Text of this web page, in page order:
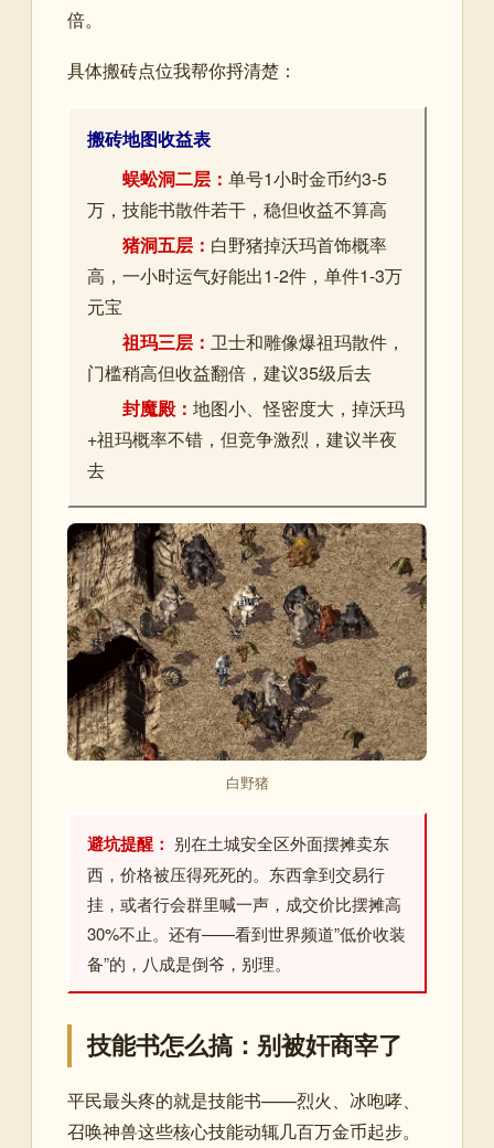
倍。
具体搬砖点位我帮你捋清楚：
搬砖地图收益表
蜈蚣洞二层： 单号1小时金币约3-5
万，技能书散件若干，稳但收益不算高
猪洞五层： 白野猪掉沃玛首饰概率
高，一小时运气好能出1-2件，单件1-3万
元宝
祖玛三层： 卫士和雕像爆祖玛散件，
门槛稍高但收益翻倍，建议35级后去
封魔殿： 地图小、怪密度大，掉沃玛
+祖玛概率不错，但竞争激烈，建议半夜
去
白野猪
避坑提醒： 别在土城安全区外面摆摊卖东
西，价格被压得死死的。东西拿到交易行
挂，或者行会群里喊一声，成交价比摆摊高
30%不止。还有——看到世界频道”低价收装
备”的，八成是倒爷，别理。
技能书怎么搞：别被奸商宰了
平民最头疼的就是技能书——烈火、冰咆哮、
召唤神兽这些核心技能动辄几百万金币起步。